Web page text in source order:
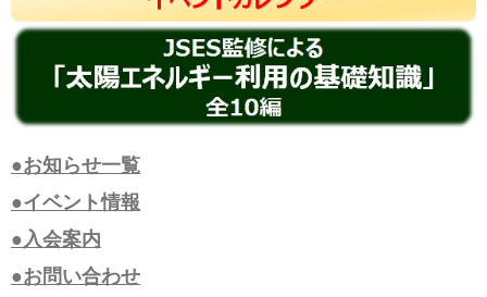
●お知らせ一覧
●イベント情報
●入会案内
●お問い合わせ